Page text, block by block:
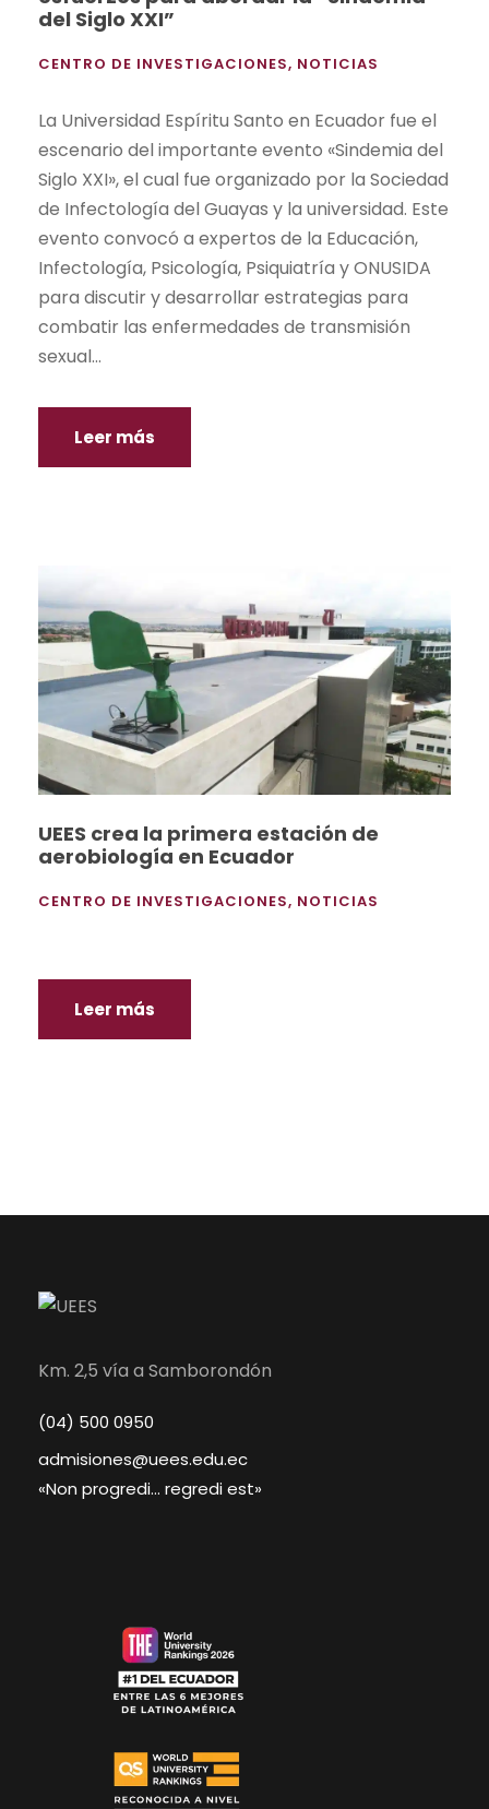
del Siglo XXI”
CENTRO DE INVESTIGACIONES, NOTICIAS
La Universidad Espíritu Santo en Ecuador fue el
escenario del importante evento «Sindemia del
Siglo XXI», el cual fue organizado por la Sociedad
de Infectología del Guayas y la universidad. Este
evento convocó a expertos de la Educación,
Infectología, Psicología, Psiquiatría y ONUSIDA
para discutir y desarrollar estrategias para
combatir las enfermedades de transmisión
sexual...
Leer más
UEES crea la primera estación de
aerobiología en Ecuador
CENTRO DE INVESTIGACIONES, NOTICIAS
Leer más
Km. 2,5 vía a Samborondón
(04) 500 0950
admisiones@uees.edu.ec
«Non progredi… regredi est»